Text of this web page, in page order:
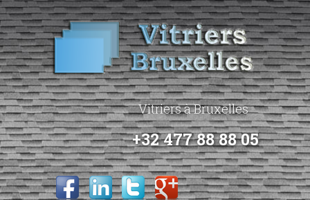
Vitriers à Bruxelles
+32 477 88 88 05